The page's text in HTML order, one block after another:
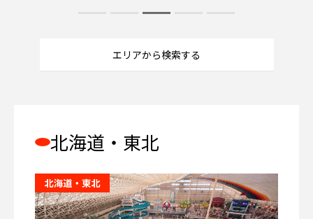
エリアから検索する
北海道・東北